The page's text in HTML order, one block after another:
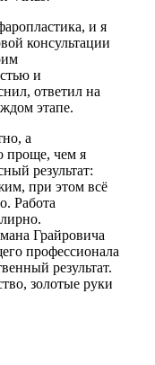
и я
консультации
и
ответил на
этапе.
а
проще, чем я
результат:
при этом всё
Работа
Грайровича
профессионала
результат.
золотые руки